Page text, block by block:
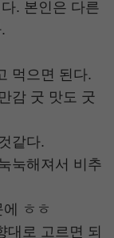
. 본인은 다른
먹으면 된다.
감 굿 맛도 굿
같다.
눅해져서 비추
ㅎㅎ
대로 고르면 되